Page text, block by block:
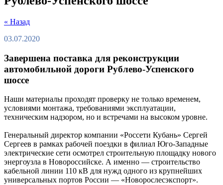
« Назад
03.07.2020
Завершена поставка для реконструкции
автомобильной дороги Рублево‑Успенского
шоссе
Наши материалы проходят проверку не только временем,
условиями монтажа, требованиями эксплуатации,
техническим надзором, но и встречами на высоком уровне.
Генеральный директор компании «Россети Кубань» Сергей
Сергеев в рамках рабочей поездки в филиал Юго-Западные
электрические сети осмотрел строительную площадку нового
энергоузла в Новороссийске. А именно — строительство
кабельной линии 110 кВ для нужд одного из крупнейших
универсальных портов России — «Новорослесэкспорт».